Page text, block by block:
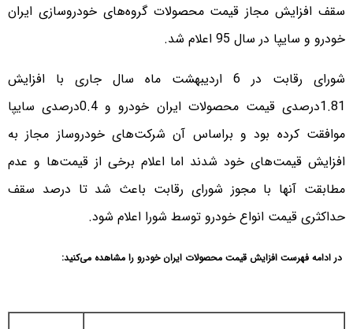
سقف افزایش مجاز قیمت محصولات گروه‌های خودروسازی ایران
خودرو و سایپا در سال 95 اعلام شد.
شورای رقابت در 6 اردیبهشت ماه سال جاری با افزایش
1.81درصدی قیمت محصولات ایران خودرو و 0.4درصدی سایپا
موافقت کرده بود و براساس آن شرکت‌های خودروساز مجاز به
افزایش قیمت‌های خود شدند اما اعلام برخی از قیمت‌ها و عدم
مطابقت آنها با مجوز شورای رقابت باعث شد تا درصد سقف
حداکثری قیمت انواع خودرو توسط شورا اعلام شود.
در ادامه فهرست افزایش قیمت محصولات ایران خودرو را مشاهده می‌کنید: